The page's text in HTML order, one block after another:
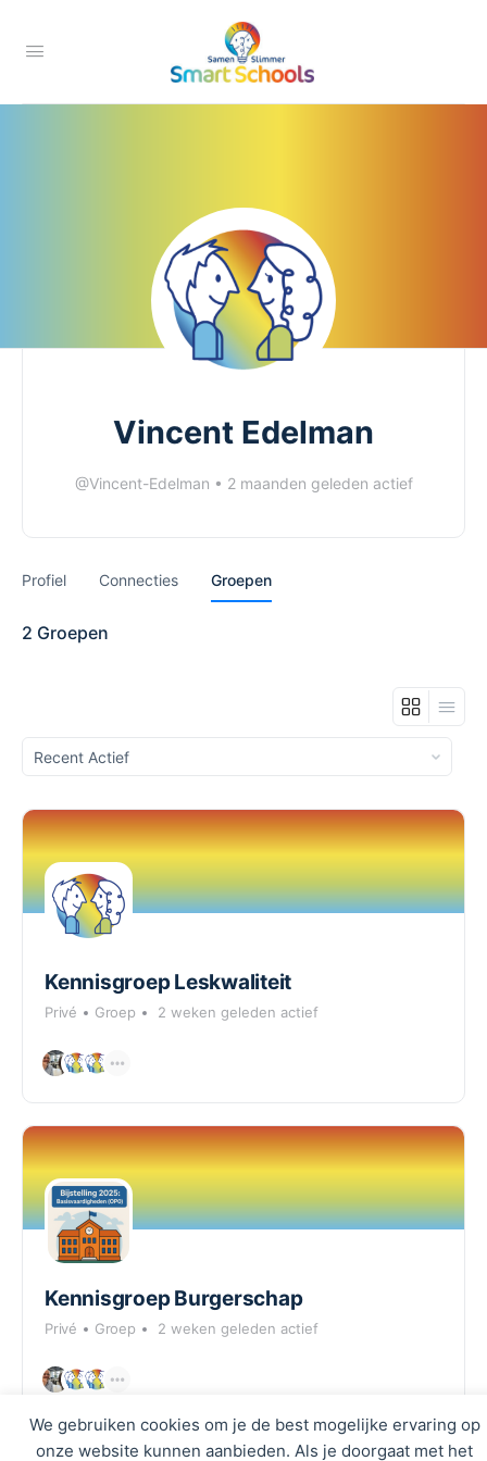
We gebruiken cookies om je de best mogelijke ervaring op
onze website kunnen aanbieden. Als je doorgaat met het
Vincent Edelman
@Vincent-Edelman • 2 maanden geleden actief
Profiel Connecties Groepen
2 Groepen
Sorteren
op:
Kennisgroep Leskwaliteit
Privé Groep 2 weken geleden actief
Kennisgroep Burgerschap
Privé Groep 2 weken geleden actief